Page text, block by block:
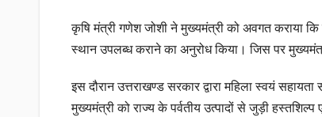
कृषि मंत्री गणेश जोशी ने मुख्यमंत्री को अवगत कराया
स्थान उपलब्ध कराने का अनुरोध किया। जिस पर
इस दौरान उत्तराखण्ड सरकार द्वारा महिला स्वयं
मुख्यमंत्री को राज्य के पर्वतीय उत्पादों से जुड़ी